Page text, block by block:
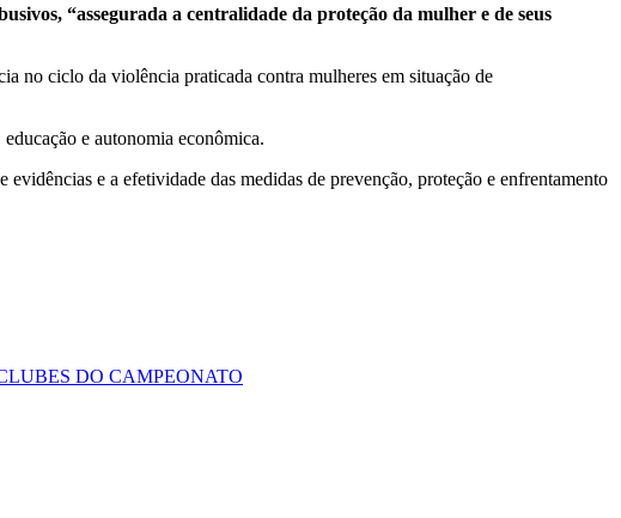
“assegurada a centralidade da proteção da mulher e de seus
no ciclo da violência praticada contra mulheres em situação de
e autonomia econômica.
e a efetividade das medidas de prevenção, proteção e enfrentamento
DO CAMPEONATO